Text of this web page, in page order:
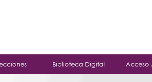
Biblioteca Digital Acceso